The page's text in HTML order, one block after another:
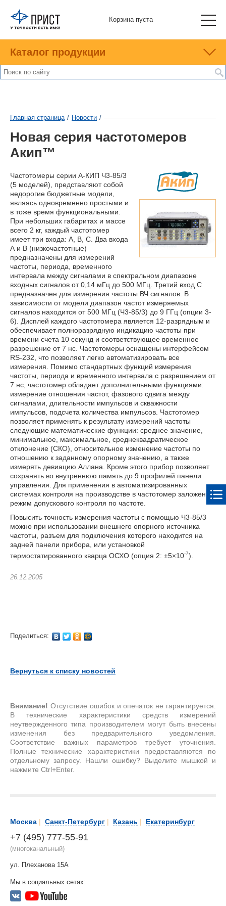
Корзина пуста
Каталог продукции
Главная страница / Новости /
Новая серия частотомеров
Акип™
Частотомеры серии А-КИП Ч3-85/3
(5 моделей), представляют собой
недорогие бюджетные модели,
являясь одновременно простыми и
в тоже время функциональными.
При небольших габаритах и массе
всего 2 кг, каждый частотомер
имеет три входа: А, В, С. Два входа
А и В (низкочастотные)
предназначены для измерений
частоты, периода, временного
интервала между сигналами в спектральном диапазоне
входных сигналов от 0,14 мГц до 500 МГц. Третий вход С
предназначен для измерения частоты ВЧ сигналов. В
зависимости от модели диапазон частот измеряемых
сигналов находится от 500 МГц (Ч3-85/3) до 9 ГГц (опции 3-
6). Дисплей каждого частотомера является 12-разрядным и
обеспечивает полноразрядную индикацию частоты при
времени счета 10 секунд и соответствующее временное
разрешение от 7 нс. Частотомеры оснащены интерфейсом
RS-232, что позволяет легко автоматизировать все
измерения. Помимо стандартных функций измерения
частоты, периода и временного интервала с разрешением от
7 нс, частотомер обладает дополнительными функциями:
измерение отношения частот, фазового сдвига между
сигналами, длительности импульсов и скважности
импульсов, подсчета количества импульсов. Частотомер
позволяет применять к результату измерений частоты
следующие математические функции: среднее значение,
минимальное, максимальное, среднеквадратическое
отклонение (СКО), относительное изменение частоты по
отношению к заданному опорному значению, а также
измерять девиацию Аллана. Кроме этого прибор позволяет
сохранять во внутреннюю память до 9 профилей панели
управления. Для применения в автоматизированных
системах контроля на производстве в частотомер заложен
режим допускового контроля по частоте.
Повысить точность измерения частоты с помощью Ч3-85/3
можно при использовании внешнего опорного источника
частоты, разъем для подключения которого находится на
задней панели прибора, или установкой
термостатированного кварца ОСХО (опция 2: ±5×10-7).
26.12.2005
Поделиться:
Вернуться к списку новостей
Внимание! Отсутствие ошибок и опечаток не гарантируется.
В технические характеристики средств измерений
неутвержденного типа производителем могут быть внесены
изменения без предварительного уведомления.
Соответствие важных параметров требует уточнения.
Полные технические характеристики предоставляются по
отдельному запросу. Нашли ошибку? Выделите мышкой и
нажмите Ctrl+Enter.
Москва | Санкт-Петербург | Казань | Екатеринбург
+7 (495) 777-55-91
(многоканальный)
ул. Плеханова 15А
Мы в социальных сетях: